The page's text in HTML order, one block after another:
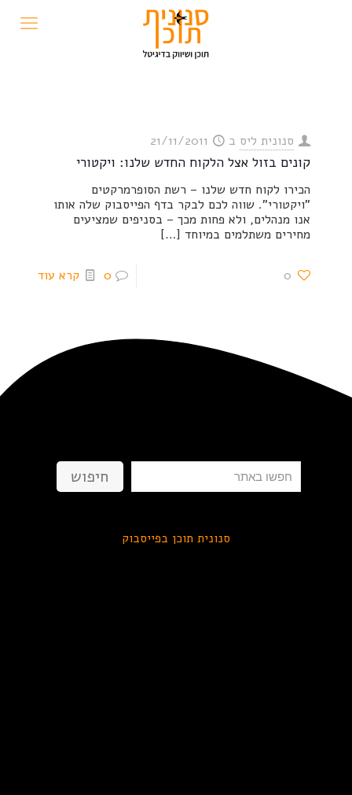
סנונית ליס ב 21/11/2011
קונים בזול אצל הלקוח החדש שלנו: ויקטורי
הכירו לקוח חדש שלנו – רשת הסופרמרקטים
"ויקטורי". שווה לכם לבקר בדף הפייסבוק שלה אותו
אנו מנהלים, ולא פחות מכך – בסניפים שמציעים
מחירים משתלמים במיוחד […]
0
0 קרא עוד
חיפוש חיפוש
סנונית תוכן בפייסבוק